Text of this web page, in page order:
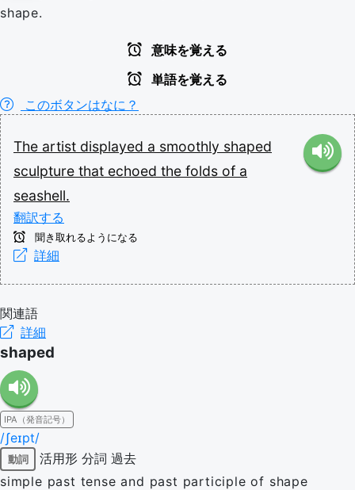
shape.
意味を覚える
単語を覚える
このボタンはなに？
The artist displayed a smoothly shaped
sculpture that echoed the folds of a
seashell.
翻訳する
聞き取れるようになる
詳細
関連語
詳細
shaped
IPA（発音記号）
/ʃeɪpt/
動詞 活用形 分詞 過去
simple past tense and past participle of shape